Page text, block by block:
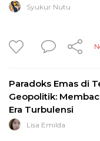
Syukur Nutu
Paradoks Emas di
Geopolitik:
Era Turbulensi
Lisa Emilda